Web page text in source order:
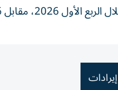
إيرادات